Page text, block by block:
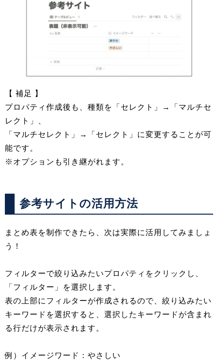
【 補足 】
プロパティ作成後も、種類を「セレクト」→「マルチセ
レクト」、
「マルチセレクト」→「セレクト」に変更することが可
能です。
※オプションも引き継がれます。
参考サイトの活用方法
まとめ表を制作できたら、次は実際に活用してみましょ
う！
フィルターで絞り込みたいプロパティをクリックし、
「フィルター」を選択します。
表の上部にフィルターが作成されるので、絞り込みたい
キーワードを選択すると、選択したキーワードが含まれ
る行だけが表示されます。
例）イメージワード：やさしい